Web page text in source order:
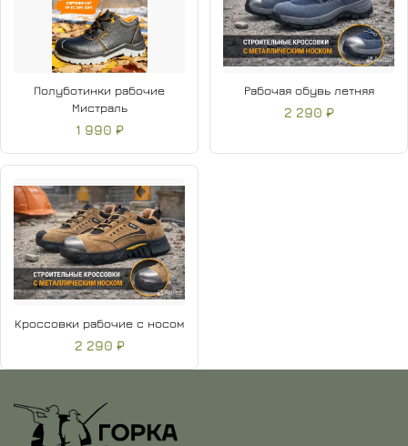
Полуботинки рабочие
Мистраль
1 990 ₽
Рабочая обувь летняя
2 290 ₽
Кроссовки рабочие с носом
2 290 ₽